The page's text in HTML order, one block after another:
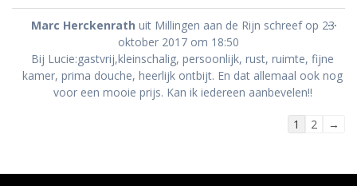
Marc Herckenrath uit Millingen aan de Rijn schreef op 23
oktober 2017 om 18:50
Bij Lucie:gastvrij,kleinschalig, persoonlijk, rust, ruimte, fijne
kamer, prima douche, heerlijk ontbijt. En dat allemaal ook nog
voor een mooie prijs. Kan ik iedereen aanbevelen!!
...
Navigatie
gastenboek-
1 2 →